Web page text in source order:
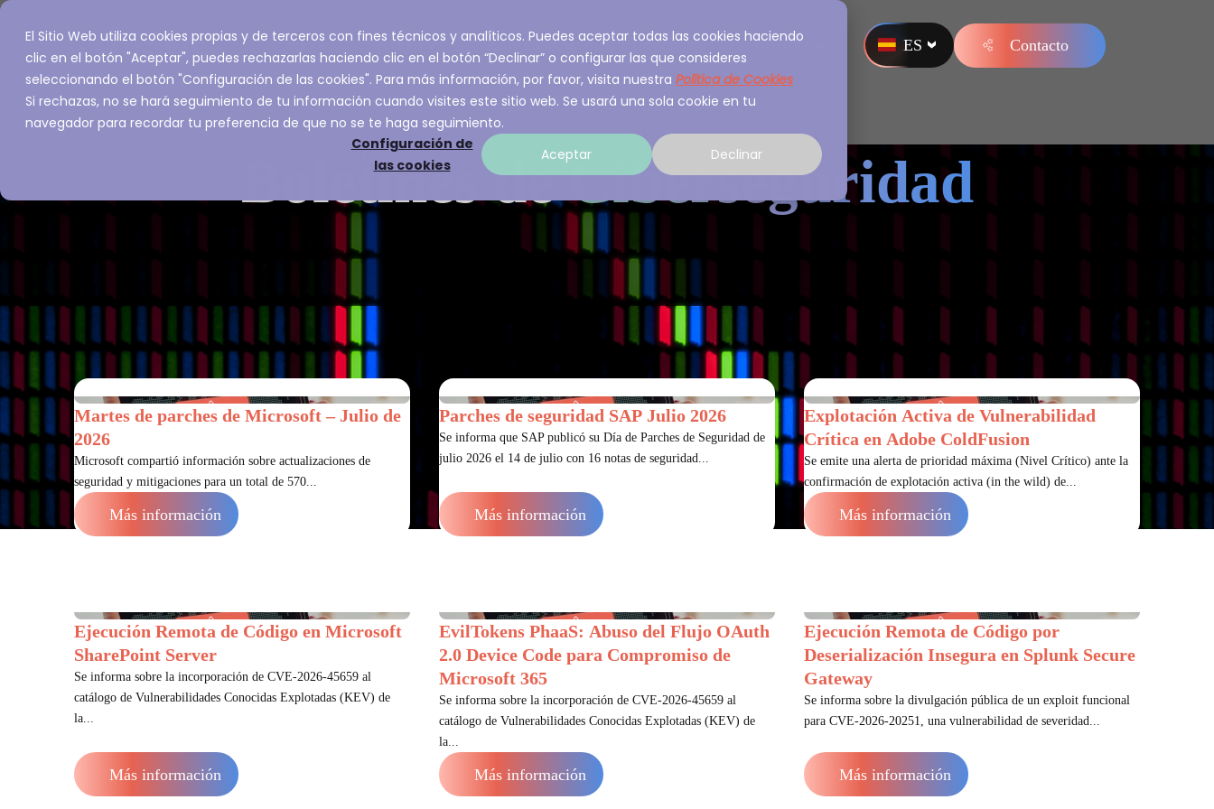
El Sitio Web utiliza cookies propias y de terceros con fines técnicos y analíticos. Puedes aceptar todas las cookies haciendo
clic en el botón "Aceptar", puedes rechazarlas haciendo clic en el botón “Declinar” o configurar las que consideres
seleccionando el botón "Configuración de las cookies". Para más información, por favor, visita nuestra Política de Cookies
Si rechazas, no se hará seguimiento de tu información cuando visites este sitio web. Se usará una sola cookie en tu
navegador para recordar tu preferencia de que no se te haga seguimiento.
Configuración de
las cookies
Aceptar Declinar
Inicio Servicios Sobre A3Sec Experiencia Recursos ES Contacto
Boletines deCiberseguridad
Martes de parches de Microsoft – Julio de
2026
Microsoft compartió información sobre actualizaciones de
seguridad y mitigaciones para un total de 570...
Más información
Parches de seguridad SAP Julio 2026
Se informa que SAP publicó su Día de Parches de Seguridad de
julio 2026 el 14 de julio con 16 notas de seguridad...
Más información
Explotación Activa de Vulnerabilidad
Crítica en Adobe ColdFusion
Se emite una alerta de prioridad máxima (Nivel Crítico) ante la
confirmación de explotación activa (in the wild) de...
Más información
Ejecución Remota de Código en Microsoft
SharePoint Server
Se informa sobre la incorporación de CVE-2026-45659 al
catálogo de Vulnerabilidades Conocidas Explotadas (KEV) de
la...
Más información
EvilTokens PhaaS: Abuso del Flujo OAuth
2.0 Device Code para Compromiso de
Microsoft 365
Se informa sobre la incorporación de CVE-2026-45659 al
catálogo de Vulnerabilidades Conocidas Explotadas (KEV) de
la...
Más información
Ejecución Remota de Código por
Deserialización Insegura en Splunk Secure
Gateway
Se informa sobre la divulgación pública de un exploit funcional
para CVE-2026-20251, una vulnerabilidad de severidad...
Más información